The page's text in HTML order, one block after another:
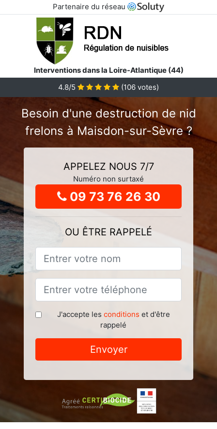
Partenaire du réseau
Interventions dans la Loire-Atlantique (44)
4.8/5 (106 votes)
Besoin d'une destruction de nid
frelons à Maisdon-sur-Sèvre ?
APPELEZ NOUS 7/7
Numéro non surtaxé
09 73 76 26 30
OU ÊTRE RAPPELÉ
J'accepte les conditions et d'être
rappelé
Envoyer